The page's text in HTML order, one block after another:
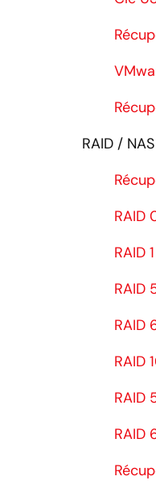
RAID /
RAID
RAID 1
RAID
RAID
RAID
RAID
RAID